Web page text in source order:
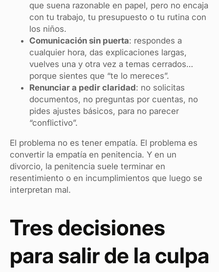
que suena razonable en papel, pero no encaja
con tu trabajo, tu presupuesto o tu rutina con
los niños.
Comunicación sin puerta: respondes a
cualquier hora, das explicaciones largas,
vuelves una y otra vez a temas cerrados…
porque sientes que “te lo mereces”.
Renunciar a pedir claridad: no solicitas
documentos, no preguntas por cuentas, no
pides ajustes básicos, para no parecer
“conflictivo”.
El problema no es tener empatía. El problema es
convertir la empatía en penitencia. Y en un
divorcio, la penitencia suele terminar en
resentimiento o en incumplimientos que luego se
interpretan mal.
Tres decisiones
para salir de la culpa